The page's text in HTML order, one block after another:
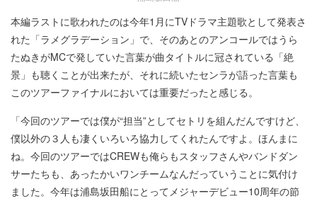
本編ラストに歌われたのは今年1月にTVドラマ主題歌として発表さ
れた「ラメグラデーション」で、そのあとのアンコールではうら
たぬきがMCで発していた言葉が曲タイトルに冠されている「絶
景」も聴くことが出来たが、それに続いたセンラが語った言葉も
このツアーファイナルにおいては重要だったと感じる。
「今回のツアーでは僕が“担当”としてセトリを組んだんですけど、
僕以外の３人も凄くいろいろ協力してくれたんですよ。ほんまに
ね。今回のツアーではCREWも俺らもスタッフさんやバンドダン
サーたちも、あったかいワンチームなんだっていうことに気付け
ました。今年は浦島坂田船にとってメジャーデビュー10周年の節